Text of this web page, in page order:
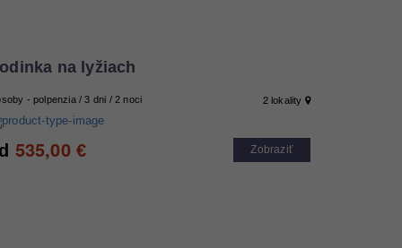
na lyžiach
- polpenzia / 3 dni / 2 noci 2lokality
535,00€ Zobraziť